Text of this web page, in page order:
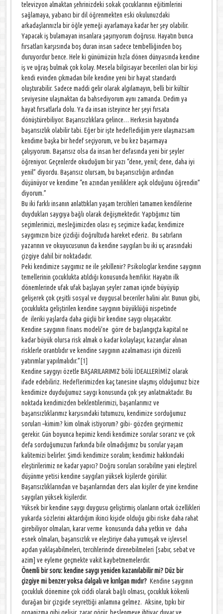
televizyon almaktan şehrinizdeki sokak çocuklarının eğitimlerini
sağlamaya, yabancı bir dil öğrenmekten eski okulunuzdaki
arkadaşlarınızla bir öğle yemeği ayarlamaya kadar her şey olabilir.
Yapacak iş bulamayan insanlara şaşırıyorum doğrusu. Hayatın bunca
fırsatları karşısında boş duran insan sadece tembelliğinden boş
duruyordur bence. Hele ki günümüzün hızla dönen dünyasında kendine
iş ve uğraş bulmak çok kolay. Mesela bilgisayar becerileri olan bir kişi
kendi evinden çıkmadan bile kendine yeni bir hayat standardı
oluşturabilir. Sadece maddi gelir olarak algılamayın, belli bir kültür
seviyesine ulaşmaktan da bahsediyorum aynı zamanda. Dedim ya
hayat fırsatlarla dolu. Ya da insan isteyince her şeyi fırsata
dönüştürebiliyor. Başarısızlıklara gelince… Herkesin hayatında
başarısızlık olabilir tabi. Eğer bir işte hedeflediğim yere ulaşmazsam
kendime başka bir hedef seçiyorum, ve bu kez başarmaya
çalışıyorum. Başarısız olsa da insan her defasında yeni bir şeyler
öğreniyor. Geçenlerde okuduğum bir yazı “dene, yenil; dene, daha iyi
yenil” diyordu. Başarısız olursam, bu başarısızlığın ardından
düşünüyor ve kendime “en azından yeniliklere açık olduğunu öğrendin”
diyorum.”
Bu iki farklı insanın anlattıkları yaşam tercihleri tamamen kendilerine
duydukları saygıya bağlı olarak değişmektedir. Yaptığımız tüm
seçimlerimizi, mesleğimizden olası eş seçimize kadar, kendimize
saygımızın bize çizdiği doğrultuda hareket ederiz. Bu satırların
yazarının ve okuyucusunun da kendine saygıları bu iki uç arasındaki
çizgiye dahil bir noktadadır.
Peki kendimize saygımız ne ile şekillenir? Psikologlar kendine saygının
temellerinin çocuklukta atıldığı konusunda hemfikir. Hayatın ilk
dönemlerinde ufak ufak başlayan şeyler zaman içinde büyüyüp
gelişerek çok çeşitli sosyal ve duygusal beceriler halini alır. Bunun gibi,
çocuklukta geliştirilen kendine saygının büyüklüğü nispetinde
de ileriki yaşlarda daha güçlü bir kendine saygı oluşacaktır.
Kendine saygının finans modeli’ne göre de başlangıçta kapital ne
kadar büyük olursa risk almak o kadar kolaylaşır, kazançlar alınan
risklerle orantılıdır ve kendine saygının azalmaması için düzenli
yatırımlar yapılmalıdır.” [1]
Kendine saygıyı özetle BAŞARILARIMIZ bölü İDEALLERİMİZ olarak
ifade edebiliriz. Hedeflerimizden kaç tanesine ulaşmış olduğumuz bize
kendimize duyduğumuz saygı konusunda çok şey anlatmaktadır. Bu
noktada kendimizden beklentilerimizi, başarılarımız ve
başarısızlıklarımız karşısındaki tutumuzu, kendimize sorduğumuz
soruları –kimim? kim olmak istiyorum? gibi- gözden geçirmemiz
gerekir. Gün boyunca hepimiz kendi kendimize sorular sorarız ve çok
defa sorduğumuzun farkında bile olmadığımız bu sorular yaşam
kalitemizi belirler. Şimdi kendimize soralım; kendimiz hakkındaki
eleştirilerimiz ne kadar yapıcı? Doğru soruları sorabilme yani eleştirel
düşünme yetisi kendine saygıları yüksek kişilerde görülür.
Başarısızlıklarından ve başarılarından ders alan kişiler de yine kendine
saygıları yüksek kişilerdir.
Yüksek bir kendine saygı duygusu geliştirmiş olanların ortak özellikleri
yukarda sözlerini aktardığım ikinci kişide olduğu gibi riske daha rahat
girebiliyor olmaları, karar verme konusunda daha yetkin ve daha
esnek olmaları, başarısızlık ve eleştiriye daha yumuşak ve işlevsel
açıdan yaklaşabilmeleri, tercihlerinde direnebilmeleri [sabır, sebat ve
azim] ve eyleme geçmekte vakit kaybetmemelerdir.
Önemli bir soru: kendine saygı yeniden kazanılabilir mi? Düz bir
çizgiye mi benzer yoksa dalgalı ve kırılgan mıdır? Kendine saygının
çocukluk dönemine çok ciddi olarak bağlı olması, çocukluk kökenli
durağan bir çizgide seyrettiği anlamına gelmez. Aksine, tıpkı bir